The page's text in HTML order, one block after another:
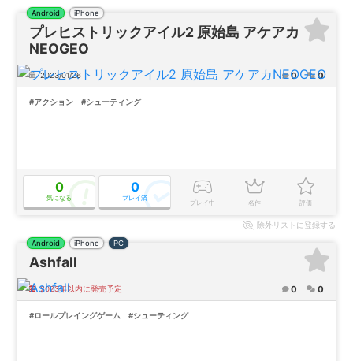
プレヒストリックアイル2 原始島 アケアカ
NEOGEO
Android iPhone
2023/01/26 0 0
#アクション #シューティング
0
気になる
0
プレイ済
プレイ中 名作 評価
除外リストに登録する
Ashfall
Android iPhone PC
2023年以内に発売予定 0 0
#ロールプレイングゲーム #シューティング